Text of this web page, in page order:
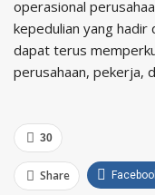
operasional
kepedulian yang hadir
dapat terus
perusahaan, pekerja,
30
Share